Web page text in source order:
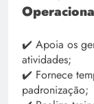
✔️ Apoia os
atividades;
✔️ Fornece
padronização;